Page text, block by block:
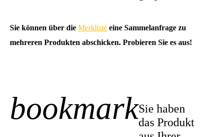
Sie können über die Merkliste eine Sammelanfrage zu
mehreren Produkten abschicken. Probieren Sie es aus!
bookmarkSie haben
das Produkt